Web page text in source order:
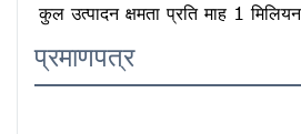
कुल उत्पादन क्षमता प्रति माह 1
प्रमाणपत्र